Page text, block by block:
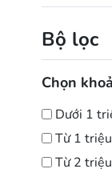
Bộ lọc
Chọn
Dưới 1
Từ 1
Từ 2